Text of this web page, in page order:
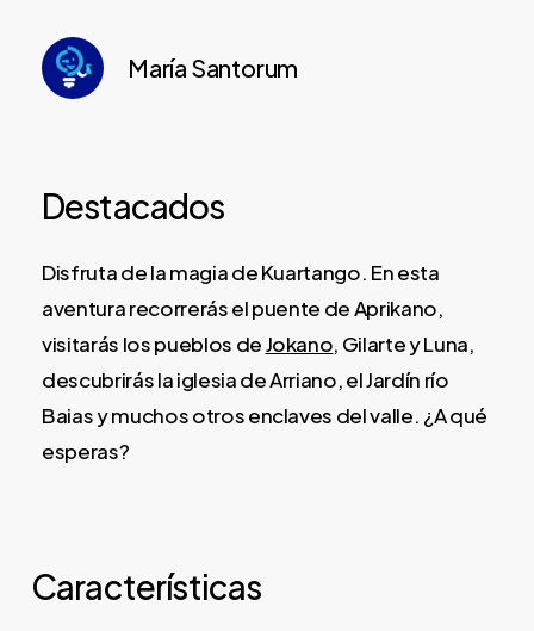
María Santorum
Destacados
Disfruta de la magia de Kuartango. En esta
aventura recorrerás el puente de Aprikano,
visitarás los pueblos deJokano, Gilarte y Luna,
descubrirás la iglesia de Arriano, el Jardín río
Baias y muchos otros enclaves del valle. ¿A qué
esperas?
Características